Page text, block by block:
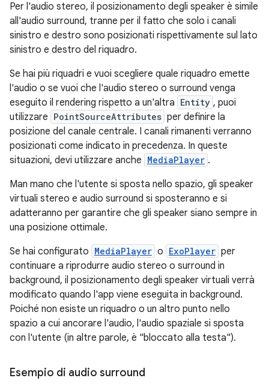
Per l'audio stereo, il posizionamento degli speaker è simile
all'audio surround, tranne per il fatto che solo i canali
sinistro e destro sono posizionati rispettivamente sul lato
sinistro e destro del riquadro.
Se hai più riquadri e vuoi scegliere quale riquadro emette
l'audio o se vuoi che l'audio stereo o surround venga
eseguito il rendering rispetto a un'altra Entity , puoi
utilizzare PointSourceAttributes per definire la
posizione del canale centrale. I canali rimanenti verranno
posizionati come indicato in precedenza. In queste
situazioni, devi utilizzare anche MediaPlayer .
Man mano che l'utente si sposta nello spazio, gli speaker
virtuali stereo e audio surround si sposteranno e si
adatteranno per garantire che gli speaker siano sempre in
una posizione ottimale.
Se hai configurato MediaPlayer o ExoPlayer per
continuare a riprodurre audio stereo o surround in
background, il posizionamento degli speaker virtuali verrà
modificato quando l'app viene eseguita in background.
Poiché non esiste un riquadro o un altro punto nello
spazio a cui ancorare l'audio, l'audio spaziale si sposta
con l'utente (in altre parole, è "bloccato alla testa").
Esempio di audio surround